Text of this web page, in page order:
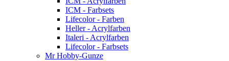
ICM - Farbsets
Lifecolor - Farben
Heller - Acrylfarben
Italeri - Acrylfarben
Lifecolor - Farbsets
Mr Hobby-Gunze